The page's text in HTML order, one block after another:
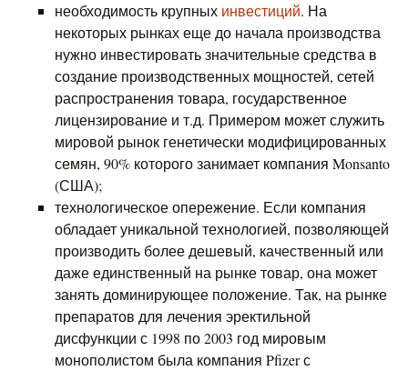
необходимость крупных инвестиций. На
некоторых рынках еще до начала производства
нужно инвестировать значительные средства в
создание производственных мощностей, сетей
распространения товара, государственное
лицензирование и т.д. Примером может служить
мировой рынок генетически модифицированных
семян, 90% которого занимает компания Monsanto
(США);
технологическое опережение. Если компания
обладает уникальной технологией, позволяющей
производить более дешевый, качественный или
даже единственный на рынке товар, она может
занять доминирующее положение. Так, на рынке
препаратов для лечения эректильной
дисфункции с 1998 по 2003 год мировым
монополистом была компания Pfizer с